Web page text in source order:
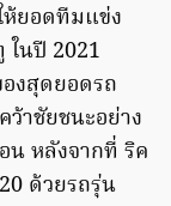
ห้ยอดทีมแข่ง
นปี 2021
งสุดยอดรถ
าชัยชนะอย่าง
น หลังจากที่ ริค
ด้วยรถรุ่น